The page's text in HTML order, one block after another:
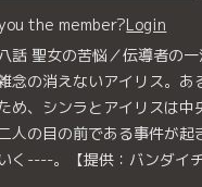
the member?Login
話 聖女の苦悩／伝導者の
念の消えないアイリス。あ
め、シンラとアイリスは中
人の目の前である事件が起
く----。【提供：バンダイ